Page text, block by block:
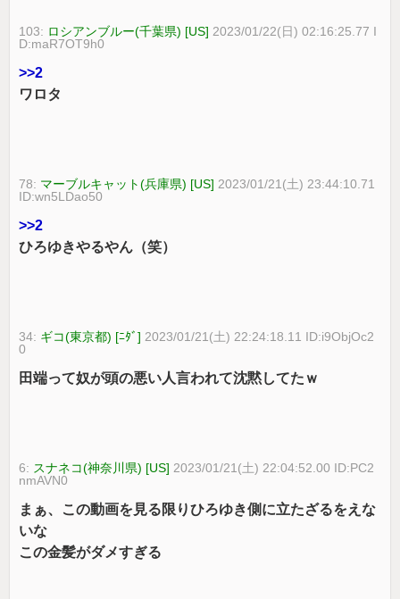
103: ロシアンブルー(千葉県) [US] 2023/01/22(日) 02:16:25.77 I
D:maR7OT9h0
>>2
ワロタ
78: マーブルキャット(兵庫県) [US] 2023/01/21(土) 23:44:10.71
ID:wn5LDao50
>>2
ひろゆきやるやん（笑）
34: ギコ(東京都) [ﾆﾀﾞ] 2023/01/21(土) 22:24:18.11 ID:i9ObjOc2
0
田端って奴が頭の悪い人言われて沈黙してたｗ
6: スナネコ(神奈川県) [US] 2023/01/21(土) 22:04:52.00 ID:PC2
nmAVN0
まぁ、この動画を見る限りひろゆき側に立たざるをえな
いな
この金髪がダメすぎる